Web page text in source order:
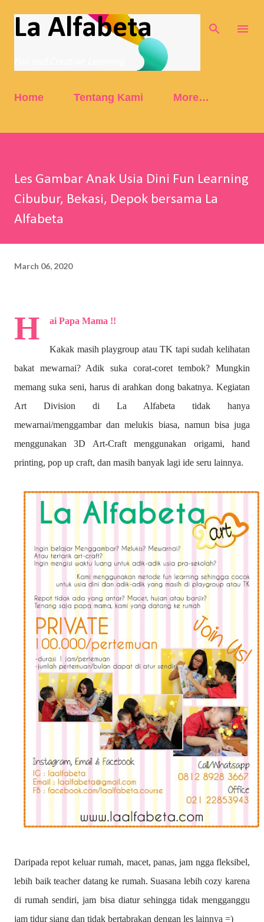
Skip to main content
La Alfabeta
Home Tentang Kami More…
Les Gambar Anak Usia Dini Fun Learning
Cibubur, Bekasi, Depok bersama La
Alfabeta
March 06, 2020
H ai Papa Mama !!
Kakak masih playgroup atau TK tapi sudah kelihatan
bakat mewarnai? Adik suka corat-coret tembok? Mungkin
memang suka seni, harus di arahkan dong bakatnya. Kegiatan
Art Division di La Alfabeta tidak hanya
mewarnai/menggambar dan melukis biasa, namun bisa juga
menggunakan 3D Art-Craft menggunakan origami, hand
printing, pop up craft, dan masih banyak lagi ide seru lainnya.
Daripada repot keluar rumah, macet, panas, jam ngga fleksibel,
lebih baik teacher datang ke rumah. Suasana lebih cozy karena
di rumah sendiri, jam bisa diatur sehingga tidak mengganggu
jam tidur siang dan tidak bertabrakan dengan les lainnya =)